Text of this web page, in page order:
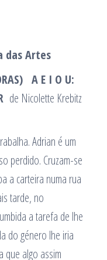
das Artes
A E I O U:
de Nicolette Krebitz
Adrian é um
perdido. Cruzam-se
a carteira numa rua
tarde, no
a tarefa de lhe
do género lhe iria
que algo assim